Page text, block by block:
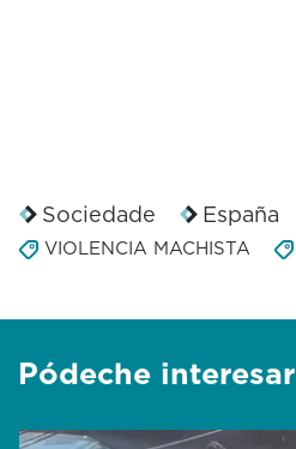
Sociedade España
VIOLENCIA MACHISTA
Pódeche interesar